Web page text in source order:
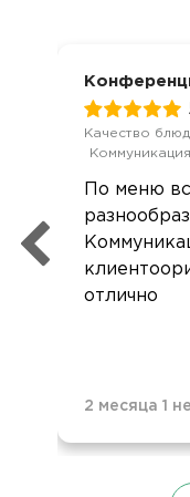
Качество блюд
Коммуникация
По меню
отлично
2 месяца 1